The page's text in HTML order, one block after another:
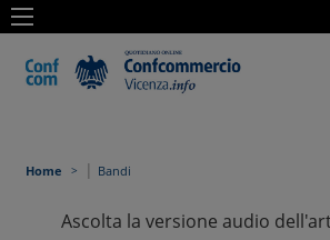
Home | Bandi
Ascolta la versione audio